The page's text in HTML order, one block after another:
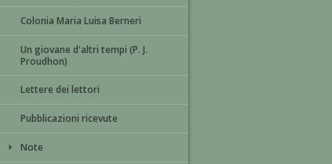
Colonia Maria Luisa Berneri
Un giovane d'altri tempi (P. J.
Proudhon)
Lettere dei lettori
Pubblicazioni ricevute
Note